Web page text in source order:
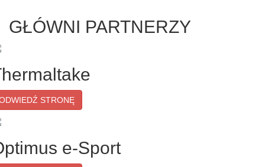
GŁÓWNI PARTNERZY
STRONĘ
e-Sport